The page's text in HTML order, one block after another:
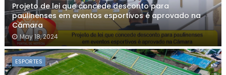
Projeto de lei que concede desconto para
paulinenses em eventos esportivos é aprovado na
Câmara
May 18, 2024
ESPORTES